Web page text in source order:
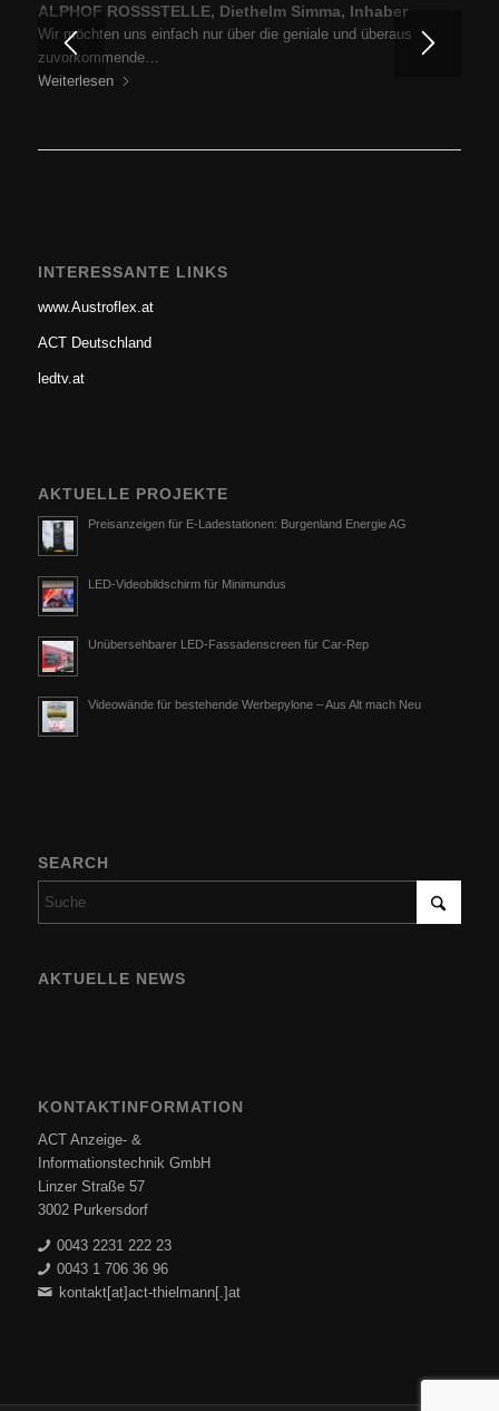
ALPHOF ROSSSTELLE, Diethelm Simma, Inhaber
Wir möchten uns einfach nur über die geniale und überaus
zuvorkommende…
Weiterlesen
BP Europe SE, Zweigniederlassung BP Austria, Ing.
Hartfried Cincera, GF, Prokurist
Ich darf mich in Erinnerung rufen und zu aller erst für die…
Weiterlesen
INTERESSANTE LINKS
www.Austroflex.at
ACT Deutschland
ledtv.at
AKTUELLE PROJEKTE
Preisanzeigen für E-Ladestationen: Burgenland Energie AG
LED-Videobildschirm für Minimundus
Unübersehbarer LED-Fassadenscreen für Car-Rep
Videowände für bestehende Werbepylone – Aus Alt mach Neu
SEARCH
AKTUELLE NEWS
KONTAKTINFORMATION
ACT Anzeige- &
Informationstechnik GmbH
Linzer Straße 57
3002 Purkersdorf
0043 2231 222 23
0043 1 706 36 96
kontakt[at]act-thielmann[.]at